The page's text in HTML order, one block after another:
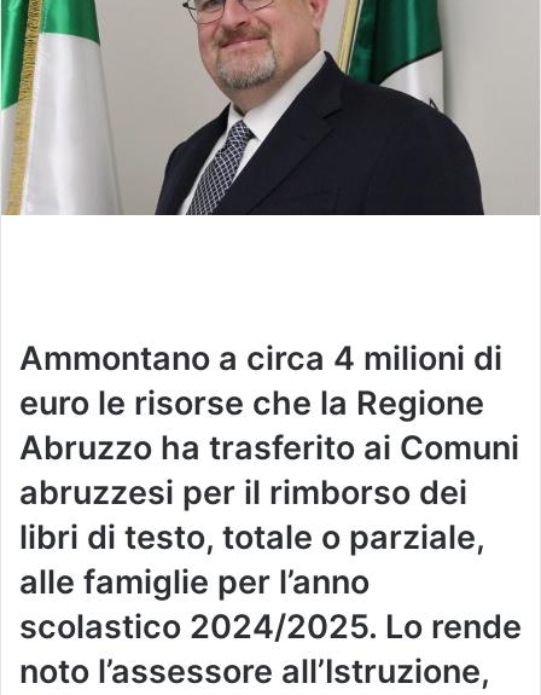
i
l
Ammontano a circa 4 milioni di
euro le risorse che la Regione
Abruzzo ha trasferito ai Comuni
abruzzesi per il rimborso dei
libri di testo, totale o parziale,
alle famiglie per l’anno
scolastico 2024/2025. Lo rende
noto l’assessore all’Istruzione,